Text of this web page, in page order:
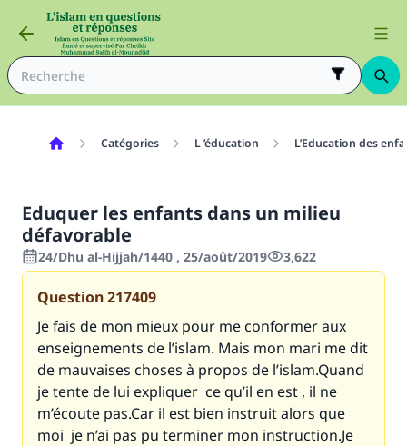
Catégories L ’éducation L’Education des
Eduquer les enfants dans un milieu
défavorable
24/Dhu al-Hijjah/1440 , 25/août/2019 3,622
Question217409
Je fais de mon mieux pour me conformer aux
enseignements de l’islam. Mais mon mari me dit
de mauvaises choses à propos de l’islam.Quand
je tente de lui expliquer ce qu’il en est , il ne
m’écoute pas.Car il est bien instruit alors que
moi je n’ai pas pu terminer mon instruction.Je